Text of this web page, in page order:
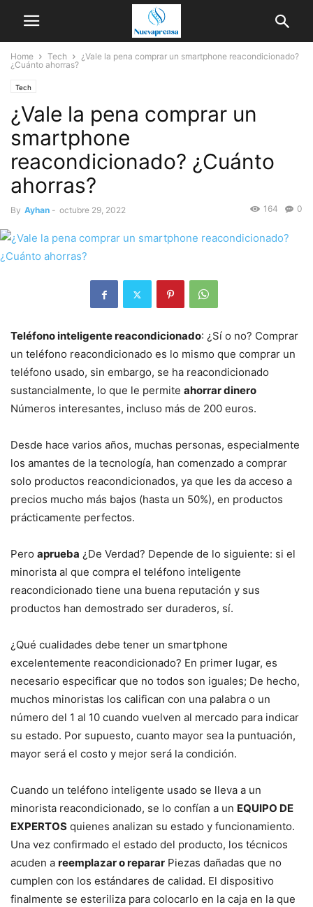
Home Tech
¿Vale la pena comprar un smartphone reacondicionado?
¿Cuánto ahorras?
Tech
¿Vale la pena comprar un
smartphone
reacondicionado? ¿Cuánto
ahorras?
By Ayhan - octubre 29, 2022 0
164
Teléfono inteligente reacondicionado: ¿Sí o no? Comprar
un teléfono reacondicionado es lo mismo que comprar un
teléfono usado, sin embargo, se ha reacondicionado
sustancialmente, lo que le permite ahorrar dinero
Números interesantes, incluso más de 200 euros.
Desde hace varios años, muchas personas, especialmente
los amantes de la tecnología, han comenzado a comprar
solo productos reacondicionados, ya que les da acceso a
precios mucho más bajos (hasta un 50%), en productos
prácticamente perfectos.
Pero aprueba ¿De Verdad? Depende de lo siguiente: si el
minorista al que compra el teléfono inteligente
reacondicionado tiene una buena reputación y sus
productos han demostrado ser duraderos, sí.
¿Qué cualidades debe tener un smartphone
excelentemente reacondicionado? En primer lugar, es
necesario especificar que no todos son iguales; De hecho,
muchos minoristas los califican con una palabra o un
número del 1 al 10 cuando vuelven al mercado para indicar
su estado. Por supuesto, cuanto mayor sea la puntuación,
mayor será el costo y mejor será la condición.
Cuando un teléfono inteligente usado se lleva a un
minorista reacondicionado, se lo confían a un EQUIPO DE
EXPERTOS quienes analizan su estado y funcionamiento.
Una vez confirmado el estado del producto, los técnicos
acuden a reemplazar o reparar Piezas dañadas que no
cumplen con los estándares de calidad. El dispositivo
finalmente se esteriliza para colocarlo en la caja en la que